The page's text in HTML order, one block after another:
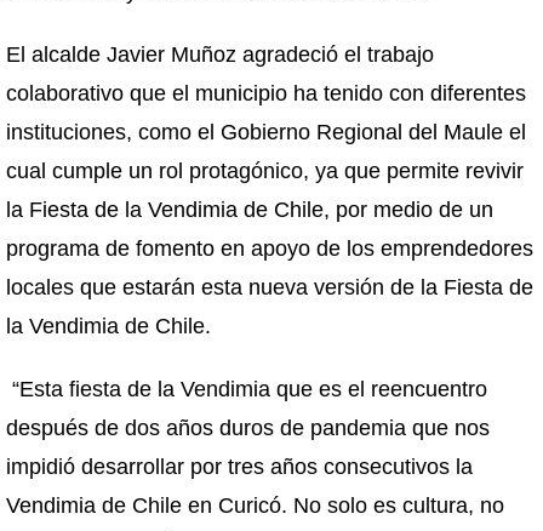
El alcalde Javier Muñoz agradeció el trabajo
colaborativo que el municipio ha tenido con diferentes
instituciones, como el Gobierno Regional del Maule el
cual cumple un rol protagónico, ya que permite revivir
la Fiesta de la Vendimia de Chile, por medio de un
programa de fomento en apoyo de los emprendedores
locales que estarán esta nueva versión de la Fiesta de
la Vendimia de Chile.
“Esta fiesta de la Vendimia que es el reencuentro
después de dos años duros de pandemia que nos
impidió desarrollar por tres años consecutivos la
Vendimia de Chile en Curicó. No solo es cultura, no